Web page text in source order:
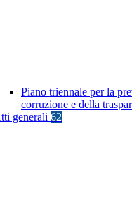
Piano triennale per la
corruzione e della
generali 62